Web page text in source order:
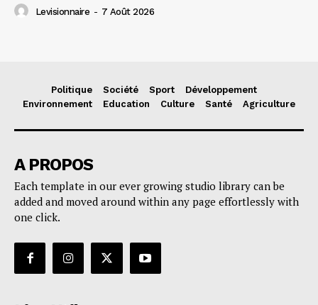
Levisionnaire - 7 Août 2026
Politique Société Sport
Développement
Environnement
Education Culture Santé Agriculture
A PROPOS
Each template in our ever growing studio library can be
added and moved around within any page effortlessly with
one click.